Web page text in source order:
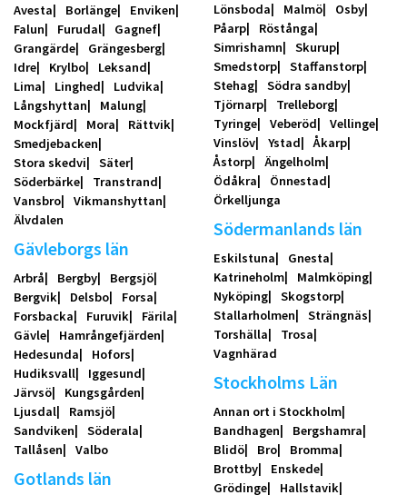
Avesta Borlänge
Enviken
Falun
Furudal
Gagnef
Grangärde
Grängesberg
Idre
Krylbo
Leksand
Lima
Linghed
Ludvika
Långshyttan
Malung
Mockfjärd
Mora
Rättvik
Smedjebacken
Stora skedvi
Säter
Söderbärke
Transtrand
Vansbro
Vikmanshyttan
Älvdalen
Gävleborgs län
Arbrå Bergby
Bergsjö
Bergvik
Delsbo
Forsa
Forsbacka
Furuvik
Färila
Gävle
Hamrångefjärden
Hedesunda
Hofors
Hudiksvall
Iggesund
Järvsö
Kungsgården
Ljusdal
Ramsjö
Sandviken
Söderala
Tallåsen
Valbo
Gotlands län
Lönsboda
Malmö
Osby
Påarp
Röstånga
Simrishamn
Skurup
Smedstorp
Staffanstorp
Stehag
Södra sandby
Tjörnarp
Trelleborg
Tyringe
Veberöd
Vellinge
Vinslöv
Ystad
Åkarp
Åstorp
Ängelholm
Ödåkra
Önnestad
Örkelljunga
Södermanlands län
Eskilstuna
Gnesta
Katrineholm
Malmköping
Nyköping
Skogstorp
Stallarholmen
Strängnäs
Torshälla
Trosa
Vagnhärad
Stockholms Län
Annan ort i Stockholm
Bandhagen
Bergshamra
Blidö
Bro
Bromma
Brottby
Enskede
Grödinge
Hallstavik